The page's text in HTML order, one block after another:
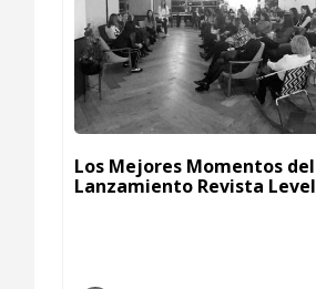
Los Mejores Momentos del
Lanzamiento Revista Level